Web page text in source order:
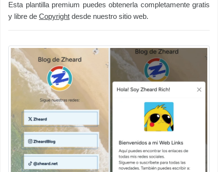
Esta plantilla premium puedes obtenerla completamente gratis
y libre de Copyright desde nuestro sitio web.